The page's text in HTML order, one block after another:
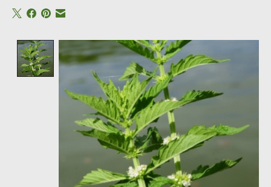
Product image slideshow Items